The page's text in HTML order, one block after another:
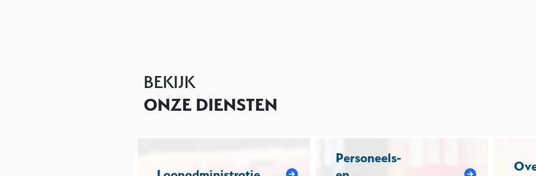
BEKIJK
ONZE DIENSTEN
Personeels-